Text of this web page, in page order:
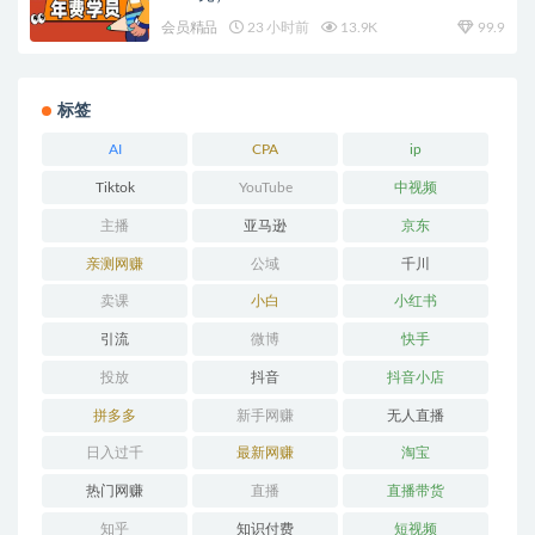
会员精品 23 小时前 13.9K 99.9
标签
AI CPA ip
Tiktok YouTube 中视频
主播 亚马逊 京东
亲测网赚 公域 千川
卖课 小白 小红书
引流 微博 快手
投放 抖音 抖音小店
拼多多 新手网赚 无人直播
日入过千 最新网赚 淘宝
热门网赚 直播 直播带货
知乎 知识付费 短视频